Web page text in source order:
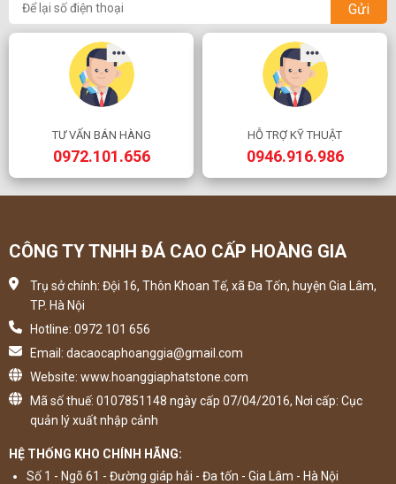
Gửi
TƯ VẤN BÁN HÀNG
0972.101.656
HỖ TRỢ KỸ THUẬT
0946.916.986
CÔNG TY TNHH ĐÁ CAO CẤP HOÀNG GIA
Trụ sở chính: Đội 16, Thôn Khoan Tế, xã Đa Tốn, huyện Gia Lâm,
TP. Hà Nội
Hotline: 0972 101 656
Email: dacaocaphoanggia@gmail.com
Website: www.hoanggiaphatstone.com
Mã số thuế: 0107851148 ngày cấp 07/04/2016, Nơi cấp: Cục
quản lý xuất nhập cảnh
HỆ THỐNG KHO CHÍNH HÃNG:
Số 1 - Ngõ 61 - Đường giáp hải - Đa tốn - Gia Lâm - Hà Nội